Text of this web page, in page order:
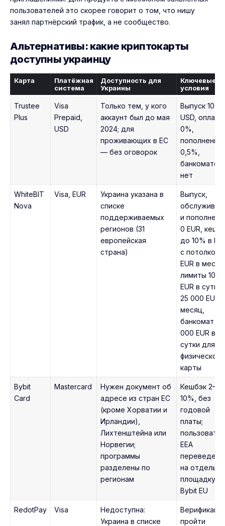
пользователей это скорее говорит о том, что нишу
занял партнёрский трафик, а не сообщество.
Альтернативы: какие криптокарты
доступны украинцу
Карта
Платёжная
система
Доступность для
Украины
Ключевые
условия
Trustee
Plus
Visa
Prepaid,
USD
Только тем, у кого
аккаунт был до мая
2024; для
проживающих в ЕС
— без оговорок
Выпуск 10
USD, оплата
0%,
пополнение
0,5%,
банкоматов
нет
WhiteBIT
Nova
Visa, EUR
Украина указана в
списке
поддерживаемых
регионов (31
европейская
страна)
Выпуск,
и
0 EUR,
до 10% в
с потолком
EUR в
лимиты 10
EUR в сутки
25 000 EUR в
месяц,
банкомат 1
000 EUR в
сутки для
физической
карты
Bybit
Card
Mastercard
Нужен документ об
адресе из стран ЕС
(кроме Хорватии и
Ирландии),
Лихтенштейна или
Норвегии;
программы
разделены по
регионам
Кешбэк 2–
10%, без
годовой
платы;
EEA
переведены
на
площадку
Bybit EU
RedotPay Visa
Недоступна:
Украина в списке
пройти